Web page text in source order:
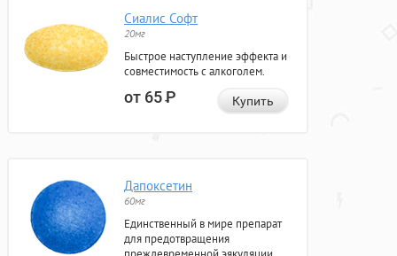
Сиалис Софт
20мг
Быстрое наступление эффекта и
совместимость с алкоголем.
от 65Р Купить
Дапоксетин
60мг
Единственный в мире препарат
для предотвращения